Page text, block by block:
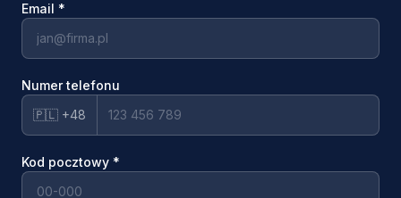
Email *
Numer telefonu
🇵🇱 +48
Kod pocztowy *